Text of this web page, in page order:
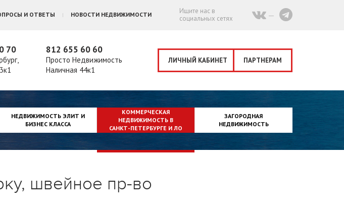
И ОТВЕТЫ НОВОСТИ НЕДВИЖИМОСТИ
Ищите нас в
социальных сетях
70 812 655 60 60
Просто Недвижимость
Наличная 44к1
ЛИЧНЫЙ КАБИНЕТ ПАРТНЕРАМ
НЕДВИЖИМОСТЬ ЭЛИТ И
БИЗНЕС КЛАССА
КОММЕРЧЕСКАЯ
НЕДВИЖИМОСТЬ В
САНКТ-ПЕТЕРБУРГЕ И ЛО
ЗАГОРОДНАЯ
НЕДВИЖИМОСТЬ
швейное пр-во